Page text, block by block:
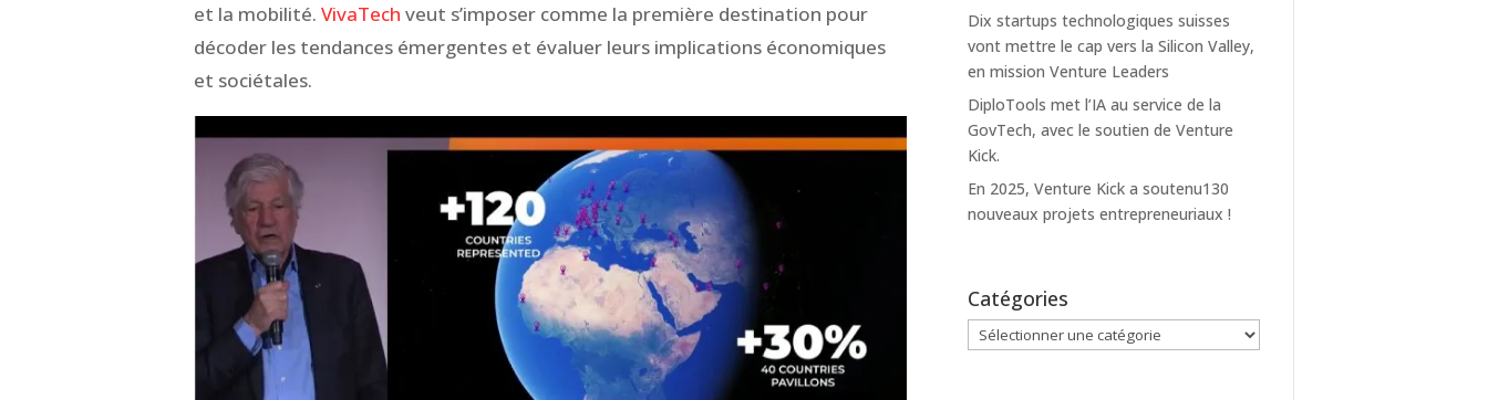
et la mobilité. VivaTech veut s’imposer comme la première destination pour
décoder les tendances émergentes et évaluer leurs implications économiques
et sociétales.
Dix startups technologiques suisses
vont mettre le cap vers la Silicon Valley,
en mission Venture Leaders
DiploTools met l’IA au service de la
GovTech, avec le soutien de Venture
Kick.
En 2025, Venture Kick a soutenu130
nouveaux projets entrepreneuriaux !
Catégories
Catégories